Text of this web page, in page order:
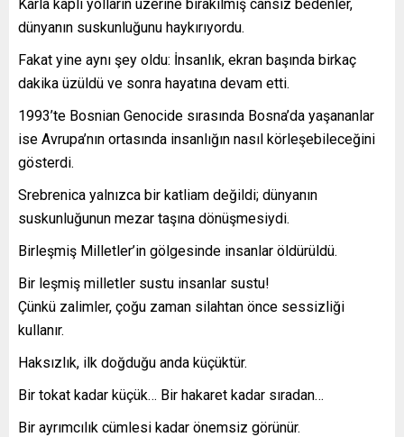
Karla kaplı yolların üzerine bırakılmış cansız bedenler,
dünyanın suskunluğunu haykırıyordu.
Fakat yine aynı şey oldu: İnsanlık, ekran başında birkaç
dakika üzüldü ve sonra hayatına devam etti.
1993’te Bosnian Genocide sırasında Bosna’da yaşananlar
ise Avrupa’nın ortasında insanlığın nasıl körleşebileceğini
gösterdi.
Srebrenica yalnızca bir katliam değildi; dünyanın
suskunluğunun mezar taşına dönüşmesiydi.
Birleşmiş Milletler’in gölgesinde insanlar öldürüldü.
Bir leşmiş milletler sustu insanlar sustu!
Çünkü zalimler, çoğu zaman silahtan önce sessizliği
kullanır.
Haksızlık, ilk doğduğu anda küçüktür.
Bir tokat kadar küçük… Bir hakaret kadar sıradan…
Bir ayrımcılık cümlesi kadar önemsiz görünür.